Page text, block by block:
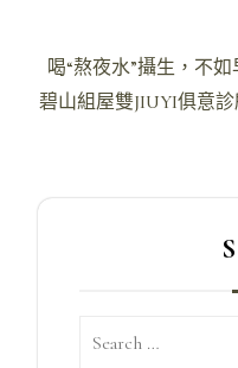
章
喝“熬夜水”攝生，不
碧山組屋雙JIUYI俱意